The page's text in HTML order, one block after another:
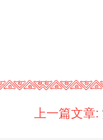
上一篇文章: